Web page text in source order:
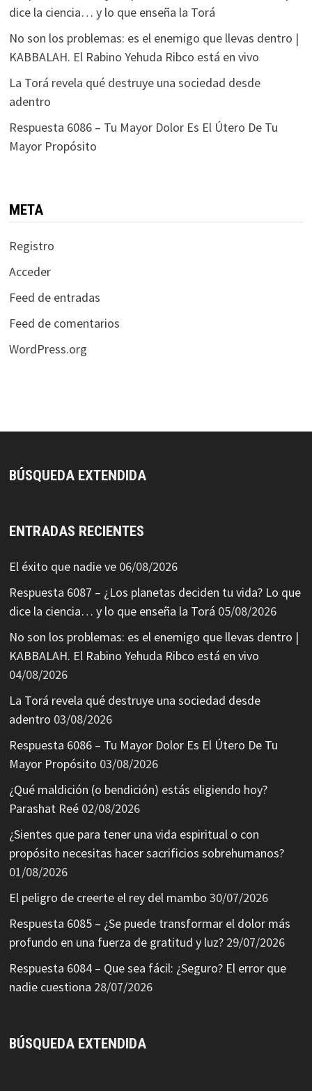
dice la ciencia… y lo que enseña la Torá
No son los problemas: es el enemigo que llevas dentro |
KABBALAH. El Rabino Yehuda Ribco está en vivo
La Torá revela qué destruye una sociedad desde
adentro
Respuesta 6086 – Tu Mayor Dolor Es El Útero De Tu
Mayor Propósito
META
Registro
Acceder
Feed de entradas
Feed de comentarios
WordPress.org
BÚSQUEDA EXTENDIDA
ENTRADAS RECIENTES
El éxito que nadie ve 06/08/2026
Respuesta 6087 – ¿Los planetas deciden tu vida? Lo que
dice la ciencia… y lo que enseña la Torá 05/08/2026
No son los problemas: es el enemigo que llevas dentro |
KABBALAH. El Rabino Yehuda Ribco está en vivo
04/08/2026
La Torá revela qué destruye una sociedad desde
adentro 03/08/2026
Respuesta 6086 – Tu Mayor Dolor Es El Útero De Tu
Mayor Propósito 03/08/2026
¿Qué maldición (o bendición) estás eligiendo hoy?
Parashat Reé 02/08/2026
¿Sientes que para tener una vida espiritual o con
propósito necesitas hacer sacrificios sobrehumanos?
01/08/2026
El peligro de creerte el rey del mambo 30/07/2026
Respuesta 6085 – ¿Se puede transformar el dolor más
profundo en una fuerza de gratitud y luz? 29/07/2026
Respuesta 6084 – Que sea fácil: ¿Seguro? El error que
nadie cuestiona 28/07/2026
BÚSQUEDA EXTENDIDA